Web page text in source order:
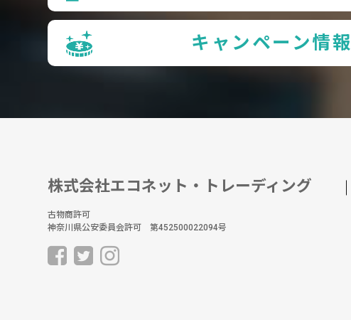
キャンペーン情報
株式会社エコネット・トレーディング
古物商許可
神奈川県公安委員会許可 第452500022094号